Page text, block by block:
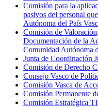
Comisión para la
pasivos del personal
Autónoma del País
Comisión de
Documentación de la
Comunidad Autónoma
Junta de Coordinación
Comisión de Derecho
Consejo Vasco de
Comisión Vasca de
Comisión Permanente
Comisión Estratégica